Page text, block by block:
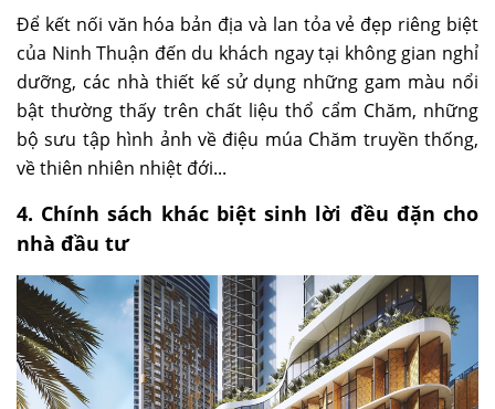
Để kết nối văn hóa bản địa và lan tỏa vẻ đẹp riêng biệt
của Ninh Thuận đến du khách ngay tại không gian nghỉ
dưỡng, các nhà thiết kế sử dụng những gam màu nổi
bật thường thấy trên chất liệu thổ cẩm Chăm, những
bộ sưu tập hình ảnh về điệu múa Chăm truyền thống,
về thiên nhiên nhiệt đới...
4. Chính sách khác biệt sinh lời đều đặn cho
nhà đầu tư